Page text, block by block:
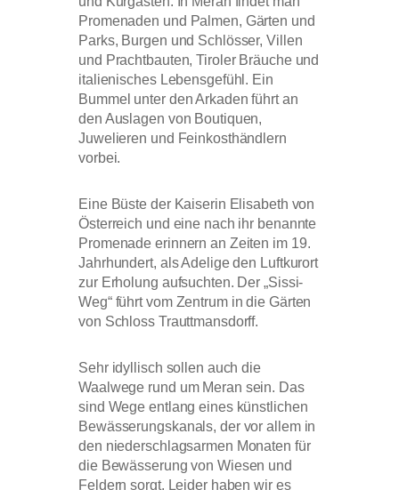
Promenaden und Palmen, Gärten und
Parks, Burgen und Schlösser, Villen
und Prachtbauten, Tiroler Bräuche und
italienisches Lebensgefühl. Ein
Bummel unter den Arkaden führt an
den Auslagen von Boutiquen,
Juwelieren und Feinkosthändlern
vorbei.
Eine Büste der Kaiserin Elisabeth von
Österreich und eine nach ihr benannte
Promenade erinnern an Zeiten im 19.
Jahrhundert, als Adelige den Luftkurort
zur Erholung aufsuchten. Der „Sissi-
Weg“ führt vom Zentrum in die Gärten
von Schloss Trauttmansdorff.
Sehr idyllisch sollen auch die
Waalwege rund um Meran sein. Das
sind Wege entlang eines künstlichen
Bewässerungskanals, der vor allem in
den niederschlagsarmen Monaten für
die Bewässerung von Wiesen und
Feldern sorgt. Leider haben wir es